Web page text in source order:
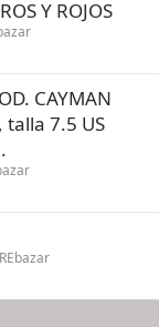
Y ROJOS
CAYMAN
talla 7.5 US